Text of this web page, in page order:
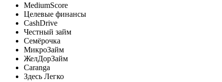
MediumScore
Целевые финансы
CashDrive
Честный займ
Семёрочка
МикроЗайм
ЖелДорЗайм
Caranga
Здесь Легко